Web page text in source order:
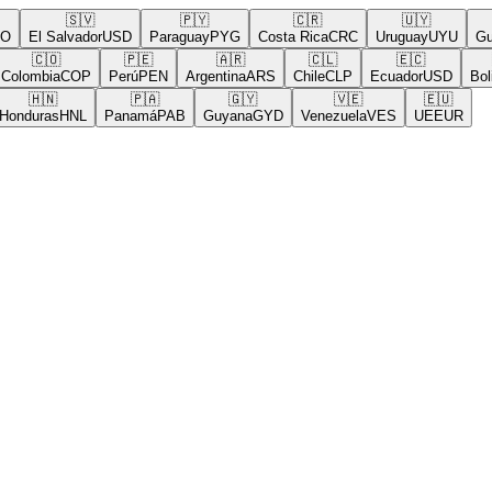
🇸🇻
El SalvadorUSD
🇵🇾
ParaguayPYG
🇨🇷
Costa RicaCRC
🇺🇾
UruguayUYU
🇨🇴
COP
🇵🇪
PerúPEN
🇦🇷
ArgentinaARS
🇨🇱
ChileCLP
🇪🇨
EcuadorUSD
🇭🇳
HNL
🇵🇦
PanamáPAB
🇬🇾
GuyanaGYD
🇻🇪
VenezuelaVES
🇪🇺
UEEUR